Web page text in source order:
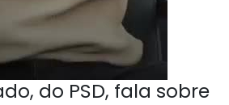
do PSD, fala sobre